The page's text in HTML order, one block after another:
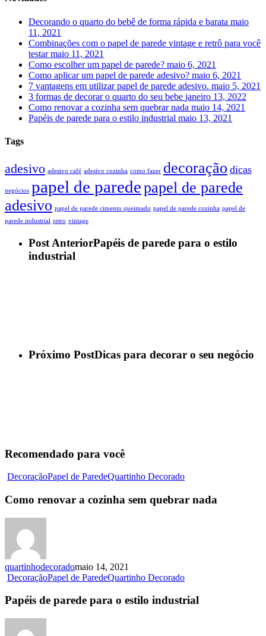
Decorando o quarto do bebê de forma rápida e barata maio
11, 2021
Combinações com o papel de parede vintage e retrô para você
testar maio 11, 2021
Como escolher um papel de parede? maio 6, 2021
Como aplicar um papel de parede adesivo? maio 6, 2021
7 vantagens em utilizar papel de parede adesivo. maio 5, 2021
3 formas de decorar o quarto do seu bebe janeiro 13, 2022
Como renovar a cozinha sem quebrar nada maio 14, 2021
Papéis de parede para o estilo industrial maio 13, 2021
Tags
adesivo adesivo café adesivo cozinha como fazer decoração dicas
negócios papel de paredepapel de parede
adesivo papel de parede cimento queimado papel de parede cozinha papel de
parede industrial retro vintage
Post AnteriorPapéis de parede para o estilo
industrial
Próximo PostDicas para decorar o seu negócio
Recomendado para você
DecoraçãoPapel de ParedeQuartinho Decorado
Como renovar a cozinha sem quebrar nada
quartinhodecoradomaio 14, 2021
DecoraçãoPapel de ParedeQuartinho Decorado
Papéis de parede para o estilo industrial